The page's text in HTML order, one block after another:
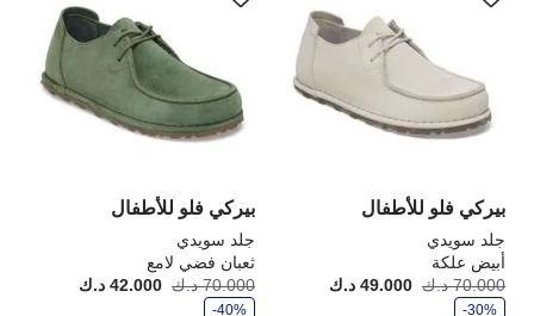
بيركي فلو للأطفال
جلد سويدي
أبيض علكة
كانت:
70.000 د.ك أصبح 49.000 د.ك
-30%
تحديث
صورة
بيركي فلو للأطفال
جلد سويدي
ثعبان فضي لامع
70.000 د.ك 42.000 د.ك
-40%